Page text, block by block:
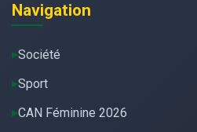
Navigation
Société
Sport
CAN Féminine 2026